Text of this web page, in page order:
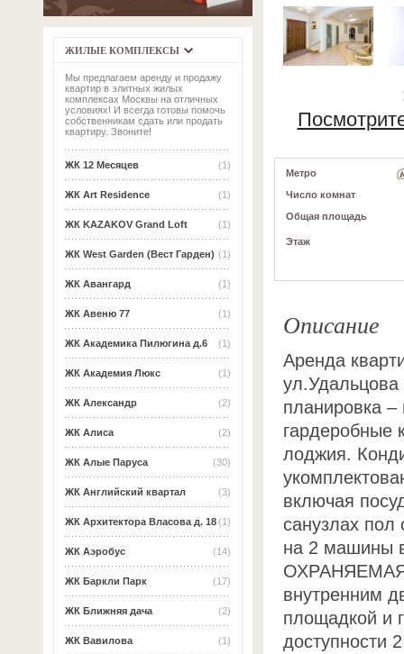
ЖИЛЫЕ КОМПЛЕКСЫ
Мы предлагаем аренду и продажу
квартир в элитных жилых
комплексах Москвы на отличных
условиях! И всегда готовы помочь
собственникам сдать или продать
квартиру. Звоните!
(1)
ЖК 12 Месяцев
(1)
ЖК Art Residence
(1)
ЖК KAZAKOV Grand Loft
(1)
ЖК West Garden (Вест Гарден)
(1)
ЖК Авангард
(1)
ЖК Авеню 77
(1)
ЖК Академика Пилюгина д.6
(1)
ЖК Академия Люкс
(2)
ЖК Александр
(2)
ЖК Алиса
(30)
ЖК Алые Паруса
(3)
ЖК Английский квартал
(1)
ЖК Архитектора Власова д. 18
(14)
ЖК Аэробус
(17)
ЖК Баркли Парк
(2)
ЖК Ближняя дача
(1)
ЖК Вавилова
Метро
Число комнат
Общая площадь
Этаж
Описание
Аренда
планировка –
гардеробные
лоджия.
включая
санузлах
на 2 машины
ОХРАНЯЕМАЯ
внутренним
площадкой и
доступности